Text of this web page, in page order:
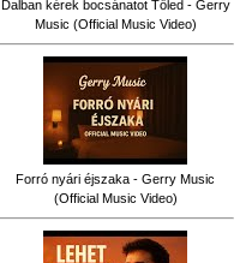
Dalban kérek bocsánatot Tőled - Gerry
Music (Official Music Video)
Forró nyári éjszaka - Gerry Music
(Official Music Video)